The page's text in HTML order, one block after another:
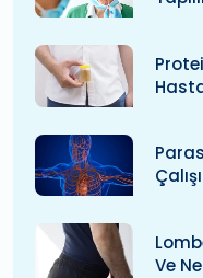
Ve